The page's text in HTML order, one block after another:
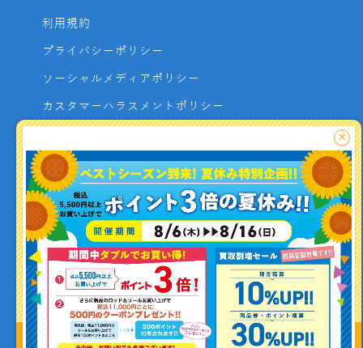
釣り情報を
投稿する
利用規約
プライバシーポリシー
ソーシャルメディアポリシー
カスタマーハラスメントポリシー
よくあるご質問
お問い合わせ
利用者資金の保全方法
Copyright (C) ISHIGURO co.,ltd All Rights Reserved.
×